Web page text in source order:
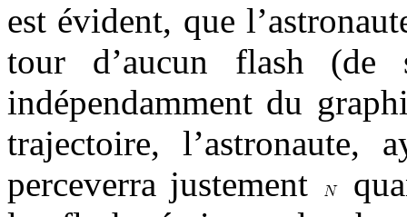
est évident, que
tour d’aucun flash (de
indépendamment du
trajectoire,
perceverra justement